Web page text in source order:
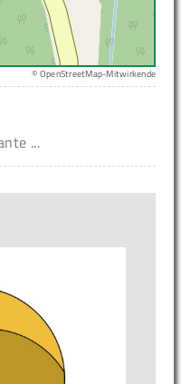
© OpenStreetMap-Mitwirkende
...